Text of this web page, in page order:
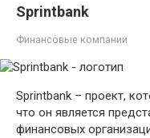
Sprintbank
Финансовые компании
Sprintbank – проект,
что он является
финансовых